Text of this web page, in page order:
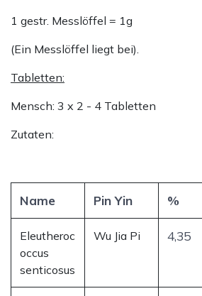
1 gestr. Messlöffel = 1g
(Ein Messlöffel liegt bei).
Tabletten:
Mensch: 3 x 2 - 4 Tabletten
Zutaten:
Name Pin Yin %
Eleutheroc
occus
senticosus
Wu Jia Pi 4,35